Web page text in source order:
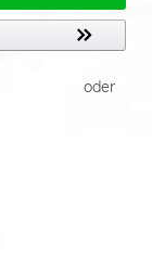
oder